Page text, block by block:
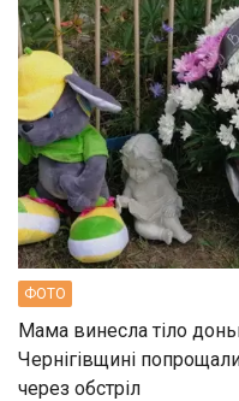
ФОТО
Мама винесла тіло
Чернігівщині
через обстріл